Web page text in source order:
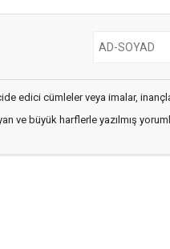
edici cümleler veya imalar,
ve büyük harflerle yazılmış